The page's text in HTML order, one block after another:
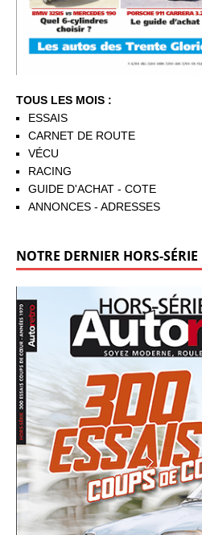
TOUS LES MOIS :
ESSAIS
CARNET DE ROUTE
VÉCU
RACING
GUIDE D'ACHAT - COTE
ANNONCES - ADRESSES
NOTRE DERNIER HORS-SÉRIE